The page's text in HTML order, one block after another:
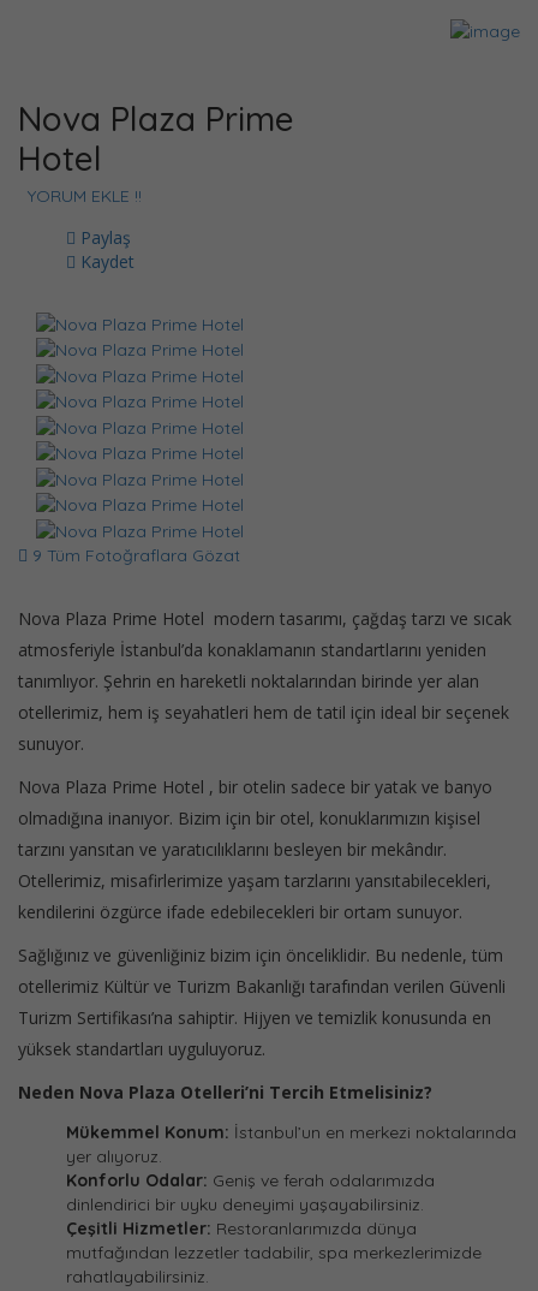
Nova Plaza Prime
Hotel
YORUM EKLE !!
Paylaş
Kaydet
9 Tüm Fotoğraflara Gözat
Nova Plaza Prime Hotel modern tasarımı, çağdaş tarzı ve sıcak
atmosferiyle İstanbul’da konaklamanın standartlarını yeniden
tanımlıyor. Şehrin en hareketli noktalarından birinde yer alan
otellerimiz, hem iş seyahatleri hem de tatil için ideal bir seçenek
sunuyor.
Nova Plaza Prime Hotel , bir otelin sadece bir yatak ve banyo
olmadığına inanıyor. Bizim için bir otel, konuklarımızın kişisel
tarzını yansıtan ve yaratıcılıklarını besleyen bir mekândır.
Otellerimiz, misafirlerimize yaşam tarzlarını yansıtabilecekleri,
kendilerini özgürce ifade edebilecekleri bir ortam sunuyor.
Sağlığınız ve güvenliğiniz bizim için önceliklidir. Bu nedenle, tüm
otellerimiz Kültür ve Turizm Bakanlığı tarafından verilen Güvenli
Turizm Sertifikası’na sahiptir. Hijyen ve temizlik konusunda en
yüksek standartları uyguluyoruz.
Neden Nova Plaza Otelleri’ni Tercih Etmelisiniz?
Mükemmel Konum: İstanbul’un en merkezi noktalarında
yer alıyoruz.
Konforlu Odalar: Geniş ve ferah odalarımızda
dinlendirici bir uyku deneyimi yaşayabilirsiniz.
Çeşitli Hizmetler: Restoranlarımızda dünya
mutfağından lezzetler tadabilir, spa merkezlerimizde
rahatlayabilirsiniz.